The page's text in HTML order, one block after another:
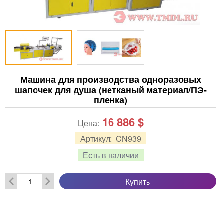
Машина для производства одноразовых
шапочек для душа (нетканый материал/ПЭ-
пленка)
Артикул: CN939
Есть в наличии
Цена: 16 886$
Купить